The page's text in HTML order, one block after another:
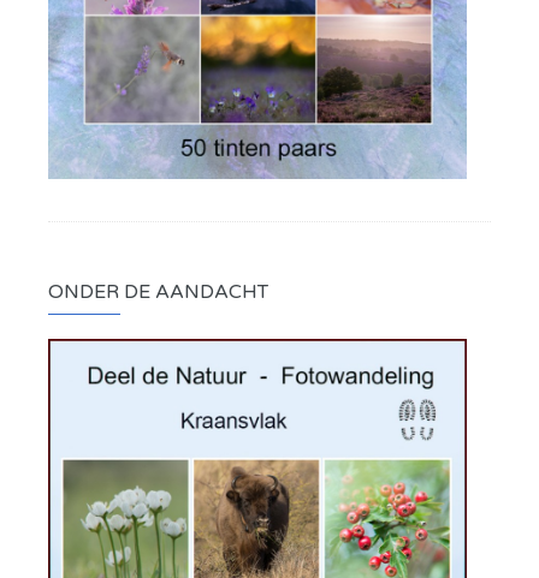
ONDER DE AANDACHT